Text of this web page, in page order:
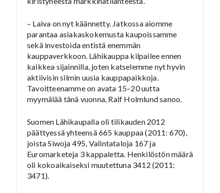
– Laiva on nyt käännetty. Jatkossa aiomme
parantaa asiakaskokemusta kaupoissamme
sekä investoida entistä enemmän
kauppaverkkoon. Lähikauppa kilpailee ennen
kaikkea sijainnilla, joten katselemme nyt hyvin
aktiivisin silmin uusia kauppapaikkoja.
Tavoitteenamme on avata 15–20 uutta
myymälää tänä vuonna, Ralf Holmlund sanoo.
Suomen Lähikaupalla oli tilikauden 2012
päättyessä yhteensä 665 kauppaa (2011: 670),
joista Siwoja 495, Valintataloja 167 ja
Euromarketeja 3 kappaletta. Henkilöstön määrä
oli kokoaikaiseksi muutettuna 3412 (2011:
3471).